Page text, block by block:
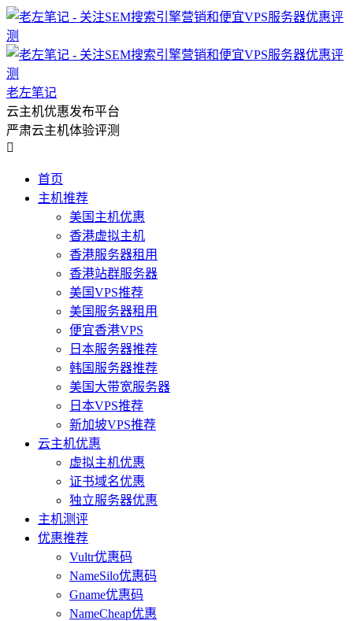
老左笔记
云主机优惠发布平台
严肃云主机体验评测

首页
主机推荐
美国主机优惠
香港虚拟主机
香港服务器租用
香港站群服务器
美国VPS推荐
美国服务器租用
便宜香港VPS
日本服务器推荐
韩国服务器推荐
美国大带宽服务器
日本VPS推荐
新加坡VPS推荐
云主机优惠
虚拟主机优惠
证书域名优惠
独立服务器优惠
主机测评
优惠推荐
Vultr优惠码
NameSilo优惠码
Gname优惠码
NameCheap优惠